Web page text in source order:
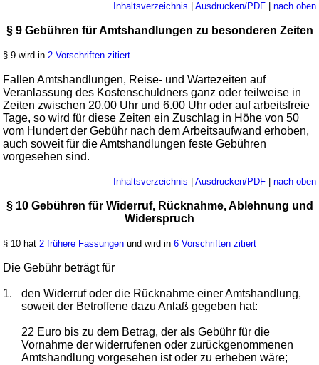
Inhaltsverzeichnis Ausdrucken/PDF| nach oben
§ 9 Gebühren für Amtshandlungen zu besonderen Zeiten
§ 9 wird in2 Vorschriften zitiert
Fallen Amtshandlungen, Reise- und Wartezeiten auf
Veranlassung des Kostenschuldners ganz oder teilweise in
Zeiten zwischen 20.00 Uhr und 6.00 Uhr oder auf arbeitsfreie
Tage, so wird für diese Zeiten ein Zuschlag in Höhe von 50
vom Hundert der Gebühr nach dem Arbeitsaufwand erhoben,
auch soweit für die Amtshandlungen feste Gebühren
vorgesehen sind.
Inhaltsverzeichnis Ausdrucken/PDF| nach oben
§ 10 Gebühren für Widerruf, Rücknahme, Ablehnung und
Widerspruch
§ 10 hat2 frühere Fassungen und wird in6 Vorschriften zitiert
Die Gebühr beträgt für
1.
den Widerruf oder die Rücknahme einer Amtshandlung,
soweit der Betroffene dazu Anlaß gegeben hat:
22 Euro bis zu dem Betrag, der als Gebühr für die
Vornahme der widerrufenen oder zurückgenommenen
Amtshandlung vorgesehen ist oder zu erheben wäre;